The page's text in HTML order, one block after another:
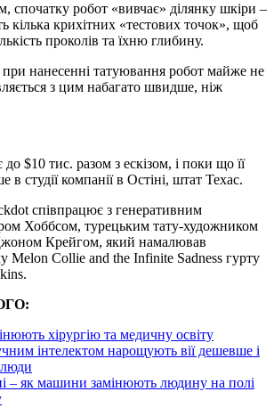
спочатку робот «вивчає» ділянку шкіри –
кілька крихітних «тестових точок», щоб
проколів та їхню глибину.
при нанесенні татуювання робот майже не
з цим набагато швидше, ніж
$10 тис. разом з ескізом, і поки що її
студії компанії в Остіні, штат Техас.
співпрацює з генеративним
Хоббсом, турецьким тату-художником
Крейгом, який намалював
Melon Collie and the Infinite Sadness гурту
хірургію та медичну освіту
інтелектом нарощують вії дешевше і
– як машини замінюють людину на полі